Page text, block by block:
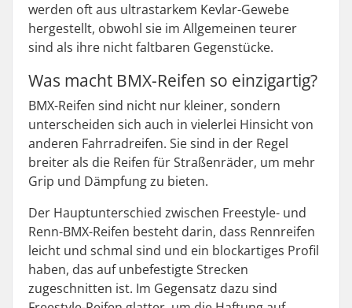
werden oft aus ultrastarkem Kevlar-Gewebe
hergestellt, obwohl sie im Allgemeinen teurer
sind als ihre nicht faltbaren Gegenstücke.
Was macht BMX-Reifen so einzigartig?
BMX-Reifen sind nicht nur kleiner, sondern
unterscheiden sich auch in vielerlei Hinsicht von
anderen Fahrradreifen. Sie sind in der Regel
breiter als die Reifen für Straßenräder, um mehr
Grip und Dämpfung zu bieten.
Der Hauptunterschied zwischen Freestyle- und
Renn-BMX-Reifen besteht darin, dass Rennreifen
leicht und schmal sind und ein blockartiges Profil
haben, das auf unbefestigte Strecken
zugeschnitten ist. Im Gegensatz dazu sind